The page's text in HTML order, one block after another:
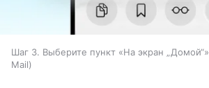
Шаг 3. Выберите пункт «На экран „Домой“»
Mail